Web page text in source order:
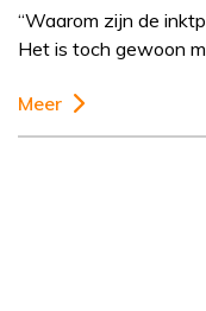
“Waarom zijn de
Het is toch gewoon
Meer